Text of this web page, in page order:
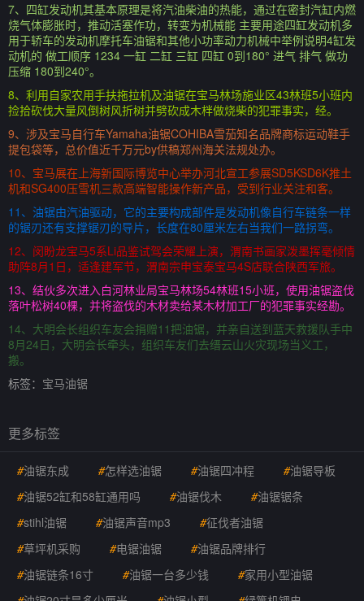
7、四缸发动机其基本原理是将汽油柴油的热能，通过在密封汽缸内燃
烧气体膨胀时，推动活塞作功，转变为机械能 主要用途四缸发动机多
用于轿车的发动机摩托车油锯和其他小功率动力机械中举例说明4缸发
动机的 做工顺序 1234 一缸 二缸 三缸 四缸 0到180° 进气 排气 做功
压缩 180到240°。
8、利用自家农用手扶拖拉机及油锯在宝马林场施业区43林班5小班内
捡拾砍伐大量风倒树风折树并劈砍成木柈做烧柴的犯罪事实，经。
9、涉及宝马自行车Yamaha油锯COHIBA雪茄知名品牌商标运动鞋手
提包袋等，总价值近千万元by供稿郑州海关法规处办。
10、宝马展在上海新国际博览中心举办河北宣工参展SD5KSD6K推土
机和SG400压雪机三款高端智能操作新产品，受到行业关注和客。
11、油锯由汽油驱动，它的主要构成部件是发动机像自行车链条一样
的锯刃还有支撑锯刃的导片，长度在80厘米左右当我们一路拐弯。
12、闵盼龙宝马5系Li品鉴试驾会荣耀上演，渭南书画家泼墨挥毫倾情
助阵8月1日，适逢建军节，渭南宗申宝泰宝马4S店联合陕西军旅。
13、结伙多次进入白河林业局宝马林场54林班15小班，使用油锯盗伐
落叶松树40棵，并将盗伐的木材卖给某木材加工厂的犯罪事实经勘。
14、大明会长组织车友会捐赠11把油锯，并亲自送到蓝天救援队手中
8月24日，大明会长牵头，组织车友们去缙云山火灾现场当义工，
搬。
标签： 宝马油锯
更多标签
#油锯东成 #怎样选油锯 #油锯四冲程 #油锯导板
#油锯52缸和58缸通用吗 #油锯伐木 #油锯锯条
#stihl油锯 #油锯声音mp3 #征伐者油锯
#草坪机采购 #电锯油锯 #油锯品牌排行
#油锯链条16寸 #油锯一台多少钱 #家用小型油锯